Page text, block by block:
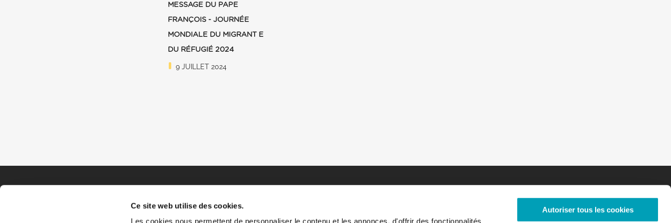
Ce site web utilise des cookies.
Les cookies nous permettent de personnaliser le contenu et les annonces, d'offrir des fonctionnalités
Autoriser tous les cookies
MESSAGE DU PAPE
FRANÇOIS - JOURNÉE
MONDIALE DU MIGRANT E
DU RÉFUGIÉ 2024
9 JUILLET 2024